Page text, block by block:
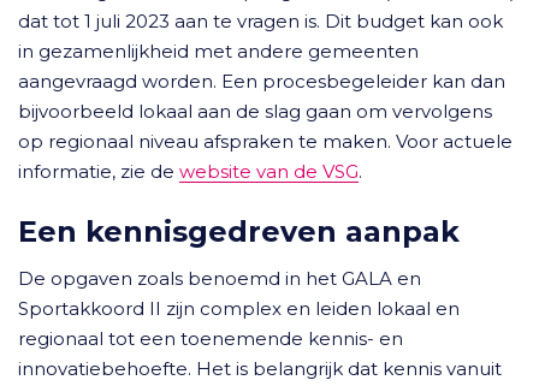
dat tot 1 juli 2023 aan te vragen is. Dit budget kan ook
in gezamenlijkheid met andere gemeenten
aangevraagd worden. Een procesbegeleider kan dan
bijvoorbeeld lokaal aan de slag gaan om vervolgens
op regionaal niveau afspraken te maken. Voor actuele
informatie, zie de website van de VSG.
Een kennisgedreven aanpak
De opgaven zoals benoemd in het GALA en
Sportakkoord II zijn complex en leiden lokaal en
regionaal tot een toenemende kennis- en
innovatiebehoefte. Het is belangrijk dat kennis vanuit